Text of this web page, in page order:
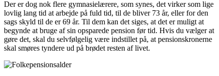
Der er dog nok flere gymnasielærere, som synes, det virker som lige
lovlig lang tid at arbejde på fuld tid, til de bliver 73 år, eller for den
sags skyld til de er 69 år. Til dem kan det siges, at det er muligt at
begynde at bruge af sin opsparede pension før tid. Hvis du vælger at
gøre det, skal du selvfølgelig være indstillet på, at pensionskronerne
skal smøres tyndere ud på brødet resten af livet.